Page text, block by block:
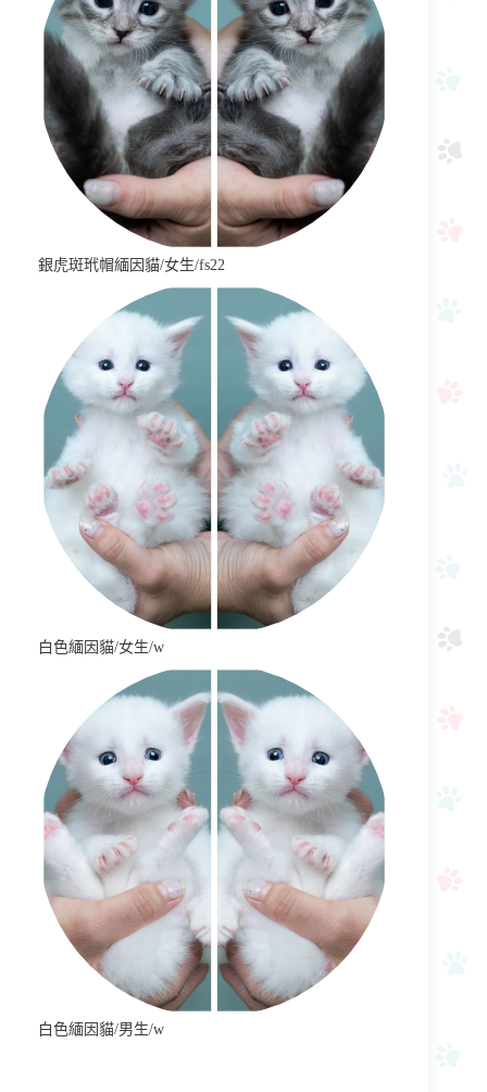
銀虎斑玳帽緬因貓/女生/fs22
白色緬因貓/女生/w
白色緬因貓/男生/w